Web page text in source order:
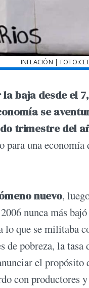
INFLACIÓN |
baja desde el
se
trimestre del
una
nuevo,
nunca más
lo que se militaba
pobreza, la
el
con productores